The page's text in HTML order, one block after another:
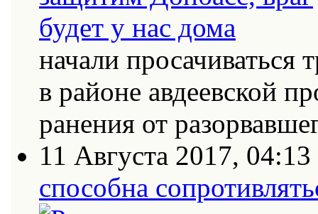
начали
в районе авдеевской
ранения от
11 Августа 2017, 04:13
способна